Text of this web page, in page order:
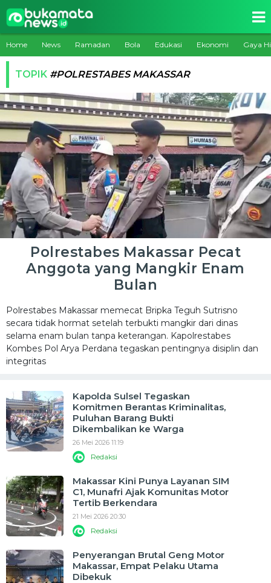
Home News Ramadan Bola Edukasi Ekonomi Gaya
TOPIK #POLRESTABES MAKASSAR
Polrestabes Makassar Pecat
Anggota yang Mangkir Enam
Bulan
Polrestabes Makassar memecat Bripka Teguh Sutrisno
secara tidak hormat setelah terbukti mangkir dari dinas
selama enam bulan tanpa keterangan. Kapolrestabes
Kombes Pol Arya Perdana tegaskan pentingnya disiplin dan
integritas
Kapolda Sulsel Tegaskan
Komitmen Berantas Kriminalitas,
Puluhan Barang Bukti
Dikembalikan ke Warga
26 Mei 2026 11:19
Redaksi
Makassar Kini Punya Layanan SIM
C1, Munafri Ajak Komunitas Motor
Tertib Berkendara
21 Mei 2026 20:30
Redaksi
Penyerangan Brutal Geng Motor
Makassar, Empat Pelaku Utama
Dibekuk